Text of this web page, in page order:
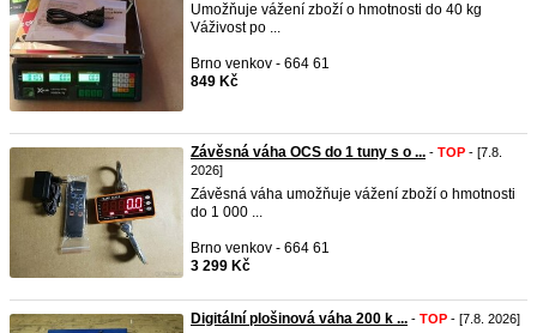
Umožňuje vážení zboží o hmotnosti do 40 kg
Váživost po ...
Brno venkov - 664 61
849 Kč
Závěsná váha OCS do 1 tuny s o ... - TOP - [7.8.
2026]
Závěsná váha umožňuje vážení zboží o hmotnosti
do 1 000 ...
Brno venkov - 664 61
3 299 Kč
Digitální plošinová váha 200 k ... - TOP - [7.8. 2026]